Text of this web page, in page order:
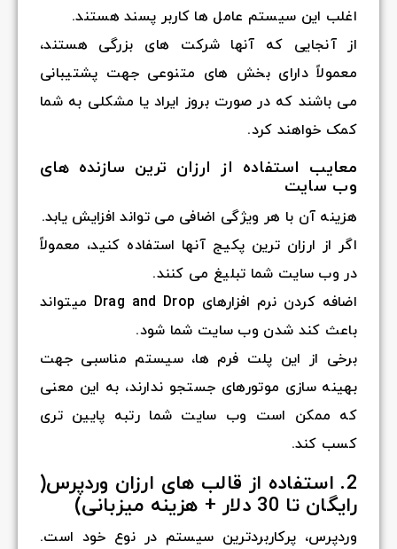
اغلب این سیستم عامل ها کاربر پسند هستند.
از آنجایی که آنها شرکت های بزرگی هستند،
معمولاً دارای بخش های متنوعی جهت پشتیبانی
می باشند که در صورت بروز ایراد یا مشکلی به شما
کمک خواهند کرد.
معایب استفاده از ارزان ترین سازنده های
وب سایت
هزینه آن با هر ویژگی اضافی می تواند افزایش یابد.
اگر از ارزان ترین پکیج آنها استفاده کنید، معمولاً
در وب سایت شما تبلیغ می کنند.
اضافه کردن نرم افزارهای Drag and Drop میتواند
باعث کند شدن وب سایت شما شود.
برخی از این پلت فرم ها، سیستم مناسبی جهت
بهینه سازی موتورهای جستجو ندارند، به این معنی
که ممکن است وب سایت شما رتبه پایین تری
کسب کند.
2. استفاده از قالب های ارزان وردپرس(
رایگان تا 30 دلار + هزینه میزبانی)
وردپرس، پرکاربردترین سیستم در نوع خود است.